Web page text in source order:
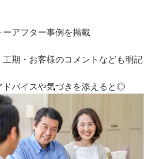
アフター事例を掲載
期・お客様のコメントなども明記
ドバイスや気づきを添えると◎